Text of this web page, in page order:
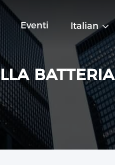
Eventi Italian
BATTERIA